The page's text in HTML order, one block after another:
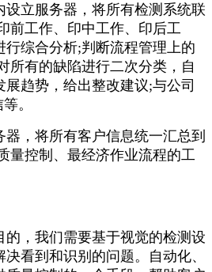
立服务器，将所有检测系统联
前工作、印中工作、印后工
行综合分析;判断流程管理上的
所有的缺陷进行二次分类，自
趋势，给出整改建议;与公司
。
，将所有客户信息统一汇总到
量控制、最经济作业流程的工
，我们需要基于视觉的检测设
看到和识别的问题。自动化、